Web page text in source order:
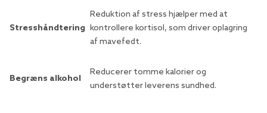
Stresshåndtering
Reduktion af stress hjælper med at
kontrollere kortisol, som driver oplagring
af mavefedt.
Begræns alkohol
Reducerer tomme kalorier og
understøtter leverens sundhed.